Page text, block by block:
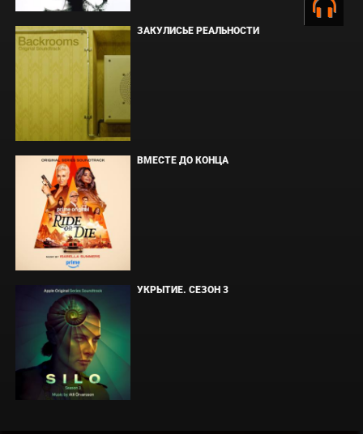
ЗАКУЛИСЬЕ РЕАЛЬНОСТИ
ВМЕСТЕ ДО КОНЦА
УКРЫТИЕ. СЕЗОН 3